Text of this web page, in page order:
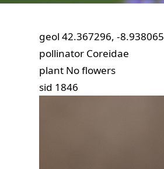
geol 42.367296, -8.938065
pollinator Coreidae
plant No flowers
sid 1846